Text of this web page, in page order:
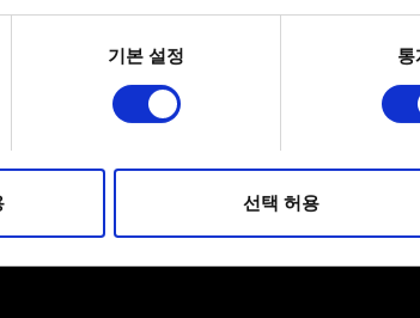
your geographical location which can be
actively scanning it for specific characteristics
personal data is processed and set your
웹사이트 이용 환경을 개선하기 위해 사용됩니다
를 파악하기 위해 쿠키의 일부를 저희 파트너와
기본 설정 통
선택 허용
보내기
개인 정보 처리 관련 정보